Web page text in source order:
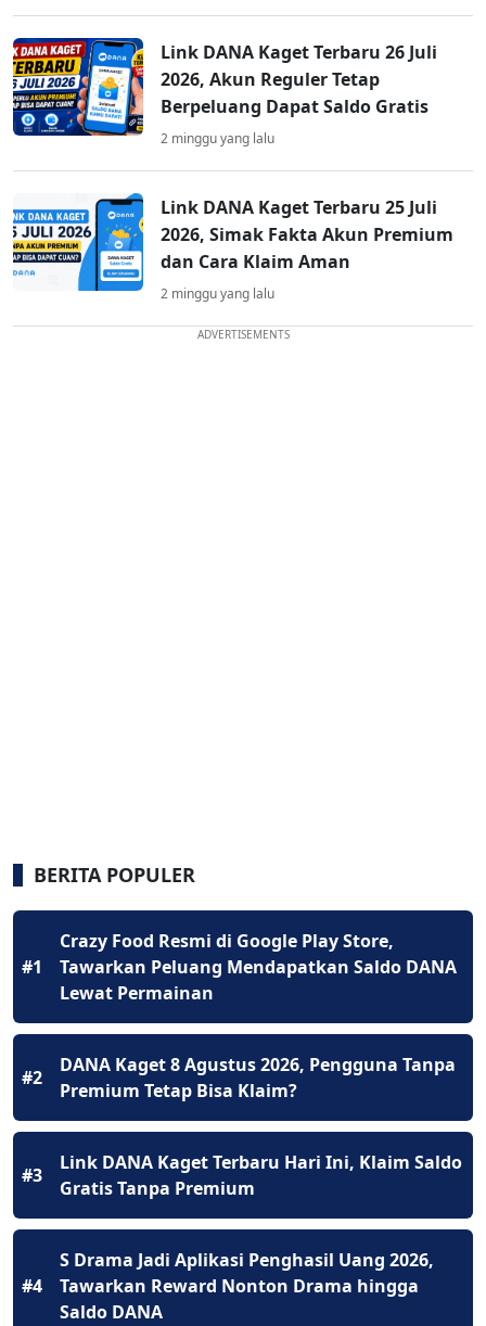
Link DANA Kaget Terbaru 26 Juli
2026, Akun Reguler Tetap
Berpeluang Dapat Saldo Gratis
2 minggu yang lalu
Link DANA Kaget Terbaru 25 Juli
2026, Simak Fakta Akun Premium
dan Cara Klaim Aman
2 minggu yang lalu
ADVERTISEMENTS
BERITA POPULER
#1
Crazy Food Resmi di Google Play Store,
Tawarkan Peluang Mendapatkan Saldo DANA
Lewat Permainan
#2
DANA Kaget 8 Agustus 2026, Pengguna Tanpa
Premium Tetap Bisa Klaim?
#3
Link DANA Kaget Terbaru Hari Ini, Klaim Saldo
Gratis Tanpa Premium
#4
S Drama Jadi Aplikasi Penghasil Uang 2026,
Tawarkan Reward Nonton Drama hingga
Saldo DANA